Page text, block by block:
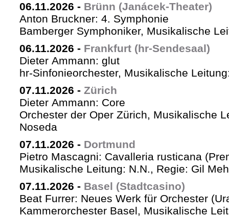
06.11.2026 - Brünn (Janácek-Theater)
Anton Bruckner: 4. Symphonie
Bamberger Symphoniker, Musikalische
06.11.2026 - Frankfurt (hr-Sendesaal)
Dieter Ammann: glut
hr-Sinfonieorchester, Musikalische
07.11.2026 - Zürich
Dieter Ammann: Core
Orchester der Oper Zürich, Musikalische
Noseda
07.11.2026 - Dortmund
Pietro Mascagni: Cavalleria rusticana
Musikalische Leitung: N.N., Regie: Gil
07.11.2026 - Basel (Stadtcasino)
Beat Furrer: Neues Werk für Orchester
Kammerorchester Basel, Musikalische